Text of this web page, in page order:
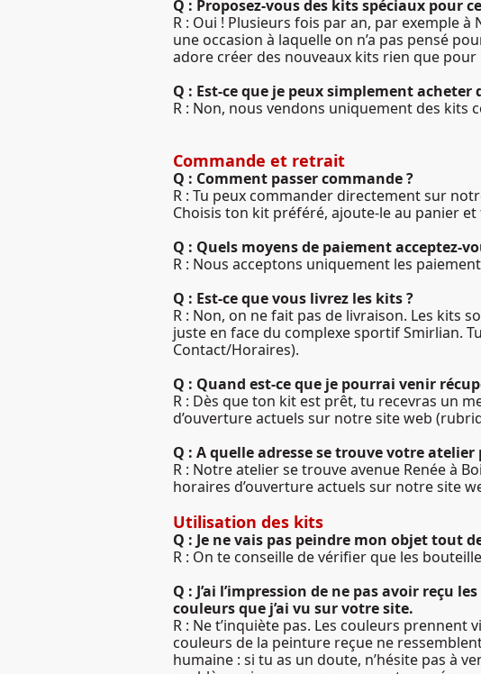
Q : Proposez-vous des kits spéciaux pour
R : Oui ! Plusieurs fois par an, par exemple
une occasion à laquelle on n’a pas pensé
adore créer des nouveaux kits rien que pour
Q : Est-ce que je peux simplement
R : Non, nous vendons uniquement des kits
Commande et retrait
Q : Comment passer commande ?
R : Tu peux commander directement sur
Choisis ton kit préféré, ajoute-le au panier
Q : Quels moyens de paiement acceptez-
R : Nous acceptons uniquement les
Q : Est-ce que vous livrez les kits ?
R : Non, on ne fait pas de livraison. Les kits
juste en face du complexe sportif Smirlian.
Contact/Horaires).
Q : Quand est-ce que je pourrai venir
R : Dès que ton kit est prêt, tu recevras un
d’ouverture actuels sur notre site web
Q : A quelle adresse se trouve votre
R : Notre atelier se trouve avenue Renée à
horaires d’ouverture actuels sur notre site
Utilisation des kits
Q : Je ne vais pas peindre mon objet tout
R : On te conseille de vérifier que les
Q : J’ai l’impression de ne pas avoir reçu
couleurs que j’ai vu sur votre site.
R : Ne t’inquiète pas. Les couleurs
couleurs de la peinture reçue ne
humaine : si tu as un doute, n’hésite pas à